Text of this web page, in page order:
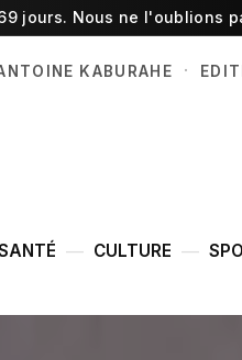
jours. Nous ne l'oublions
KABURAHE ·
CULTURE